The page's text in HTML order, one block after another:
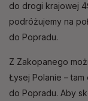
do drogi krajowej
podróżujemy na
do Popradu.
Z Zakopanego
Łysej Polanie –
do Popradu. Aby